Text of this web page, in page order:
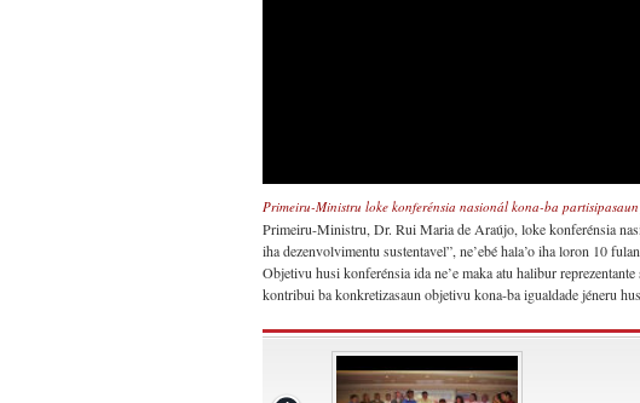
Primeiru-Ministru loke konferénsia nasionál kona-ba
Primeiru-Ministru, Dr. Rui Maria de Araújo, loke konferénsia
iha dezenvolvimentu sustentavel”, ne’ebé hala’o iha loron 10
Objetivu husi konferénsia ida ne’e maka atu halibur
kontribui ba konkretizasaun objetivu kona-ba igualdade jéneru